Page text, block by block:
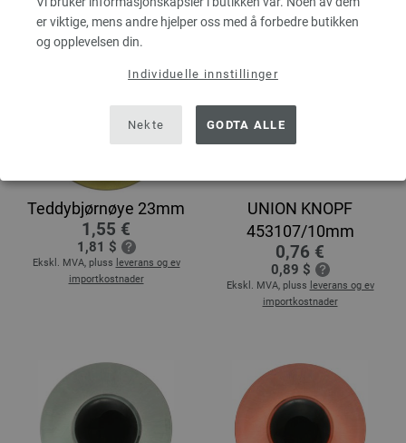
er viktige, mens andre hjelper oss med å forbedre butikken
og opplevelsen din.
Individuelle innstillinger
Nekte GODTA ALLE
Teddybjørnøye 23mm
1,55 €
1,81 $
Ekskl. MVA, pluss leverans og ev
importkostnader
UNION KNOPF
453107/10mm
0,76 €
0,89 $
Ekskl. MVA, pluss leverans og ev
importkostnader